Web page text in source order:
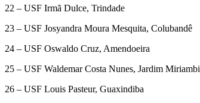
22 – USF Irmã Dulce, Trindade
23 – USF Josyandra Moura Mesquita, Colubandê
24 – USF Oswaldo Cruz, Amendoeira
25 – USF Waldemar Costa Nunes, Jardim Miriambi
26 – USF Louis Pasteur, Guaxindiba